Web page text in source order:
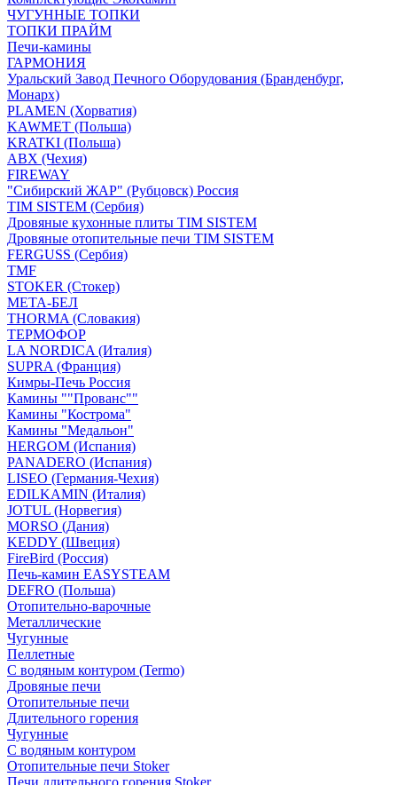
ЧУГУННЫЕ ТОПКИ
ТОПКИ ПРАЙМ
Печи-камины
ГАРМОНИЯ
Уральский Завод Печного Оборудования (Бранденбург,
Монарх)
PLAMEN (Хорватия)
KAWMET (Польша)
KRATKI (Польша)
ABX (Чехия)
FIREWAY
"Сибирский ЖАР" (Рубцовск) Россия
TIM SISTEM (Сербия)
Дровяные кухонные плиты TIM SISTEM
Дровяные отопительные печи TIM SISTEM
FERGUSS (Сербия)
TMF
STOKER (Стокер)
МЕТА-БЕЛ
THORMA (Словакия)
ТЕРМОФОР
LA NORDICA (Италия)
SUPRA (Франция)
Кимры-Печь Россия
Камины ""Прованс""
Камины "Кострома"
Камины "Медальон"
HERGOM (Испания)
PANADERO (Испания)
LISEO (Германия-Чехия)
EDILKAMIN (Италия)
JOTUL (Норвегия)
MORSO (Дания)
KEDDY (Швеция)
FireBird (Россия)
Печь-камин EASYSTEAM
DEFRO (Польша)
Отопительно-варочные
Металлические
Чугунные
Пеллетные
С водяным контуром (Termo)
Дровяные печи
Отопительные печи
Длительного горения
Чугунные
C водяным контуром
Отопительные печи Stoker
Печи длительного горения Stoker